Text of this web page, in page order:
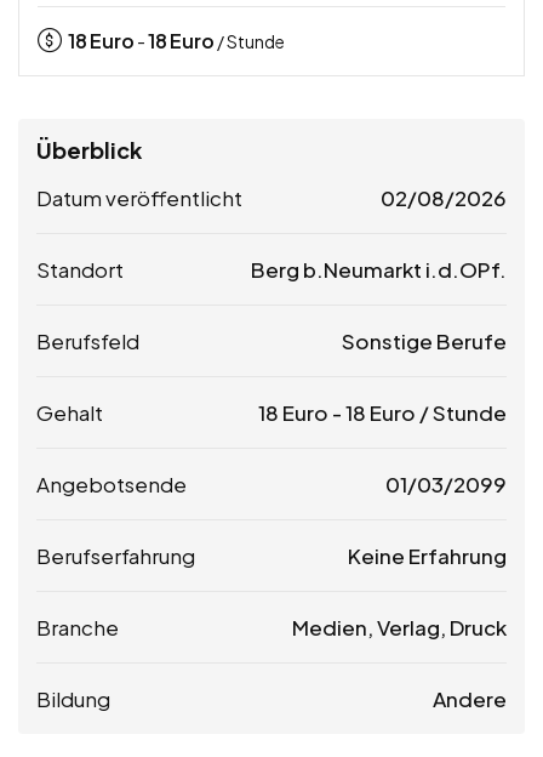
18Euro -18Euro / Stunde
Überblick
Datum veröffentlicht 02/08/2026
Standort Berg b.Neumarkt i.d.OPf.
Berufsfeld Sonstige Berufe
Gehalt 18 Euro -18 Euro / Stunde
Angebotsende 01/03/2099
Berufserfahrung Keine Erfahrung
Branche Medien, Verlag, Druck
Bildung Andere